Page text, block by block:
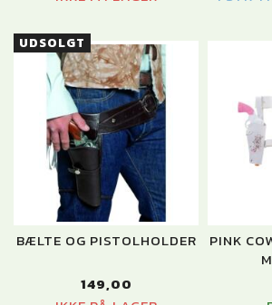
UDSOLGT
BÆLTE OG PISTOLHOLDER
149,00
PINK